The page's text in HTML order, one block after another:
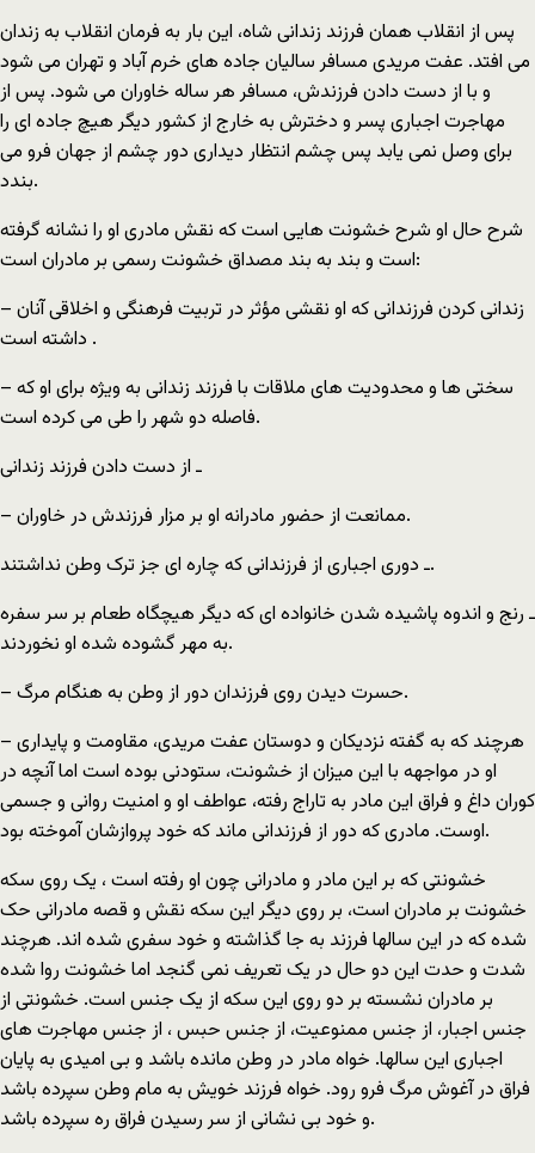
پس از انقلاب همان فرزند زندانی شاه، این بار به فرمان انقلاب به زندان
می افتد. عفت مریدی مسافر سالیان جاده های خرم آباد و تهران می شود
و با از دست دادن فرزندش، مسافر هر ساله خاوران می شود. پس از
مهاجرت اجباری پسر و دخترش به خارج از کشور دیگر هیچ جاده ای را
برای وصل نمی یابد پس چشم انتظار دیداری دور چشم از جهان فرو می
بندد.
شرح حال او شرح خشونت هایی است که نقش مادری او را نشانه گرفته
است و بند به بند مصداق خشونت رسمی بر مادران است:
– زندانی کردن فرزندانی که او نقشی مؤثر در تربیت فرهنگی و اخلاقی آنان
داشته است .
– سختی ها و محدودیت های ملاقات با فرزند زندانی به ویژه برای او که
فاصله دو شهر را طی می کرده است.
ـ از دست دادن فرزند زندانی
– ممانعت از حضور مادرانه او بر مزار فرزندش در خاوران.
ـ دوری اجباری از فرزندانی که چاره ای جز ترک وطن نداشتند.
ـ رنج و اندوه پاشیده شدن خانواده ای که دیگر هیچگاه طعام بر سر سفره
به مهر گشوده شده او نخوردند.
– حسرت دیدن روی فرزندان دور از وطن به هنگام مرگ.
– هرچند که به گفته نزدیکان و دوستان عفت مریدی، مقاومت و پایداری
او در مواجهه با این میزان از خشونت، ستودنی بوده است اما آنچه در
کوران داغ و فراق این مادر به تاراج رفته، عواطف او و امنیت روانی و جسمی
اوست. مادری که دور از فرزندانی ماند که خود پروازشان آموخته بود.
خشونتی که بر این مادر و مادرانی چون او رفته است ، یک روی سکه
خشونت بر مادران است، بر روی دیگر این سکه نقش و قصه مادرانی حک
شده که در این سالها فرزند به جا گذاشته و خود سفری شده اند. هرچند
شدت و حدت این دو حال در یک تعریف نمی گنجد اما خشونت روا شده
بر مادران نشسته بر دو روی این سکه از یک جنس است. خشونتی از
جنس اجبار، از جنس ممنوعیت، از جنس حبس ، از جنس مهاجرت های
اجباری این سالها. خواه مادر در وطن مانده باشد و بی امیدی به پایان
فراق در آغوش مرگ فرو رود. خواه فرزند خویش به مام وطن سپرده باشد
و خود بی نشانی از سر رسیدن فراق ره سپرده باشد.